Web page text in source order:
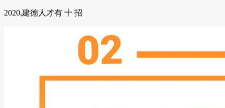
2020,建德人才有 十 招